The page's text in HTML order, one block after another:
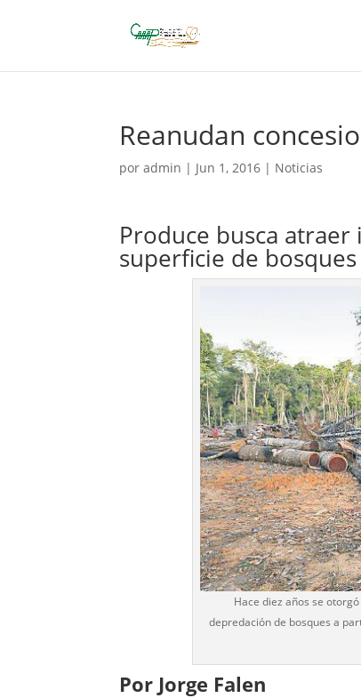
Reanudan
poradmin | Jun 1, 2016 | Noticias
Produce busca
superficie de
Hace diez años se
depredación de bosques a
Por Jorge Falen